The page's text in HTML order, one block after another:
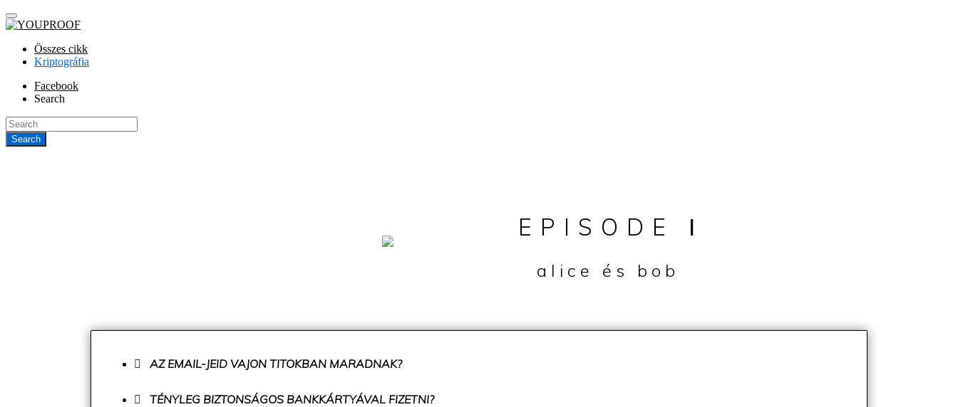
Összes cikk
Kriptográfia
Facebook
Search
EPISODE I
alice és bob
AZ EMAIL-JEID VAJON TITOKBAN MARADNAK?
TÉNYLEG BIZTONSÁGOS BANKKÁRTYÁVAL FIZETNI?